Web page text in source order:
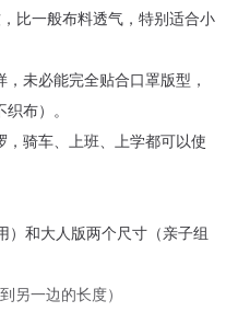
比一般布料透气，特别适合小
未必能完全贴合口罩版型，
布）。
骑车、上班、上学都可以使
）和大人版两个尺寸（亲子组
另一边的长度）